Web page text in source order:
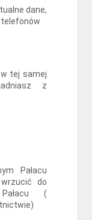
dane,
telefonów
w tej samej
z
Pałacu
do
(